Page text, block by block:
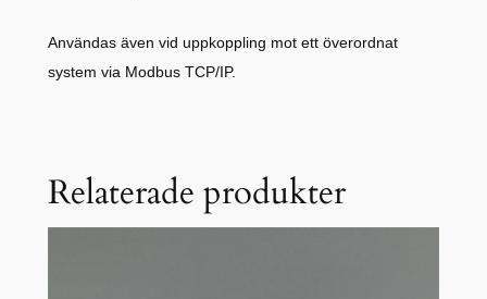
Användas även vid uppkoppling mot ett överordnat
system via Modbus TCP/IP.
Relaterade produkter